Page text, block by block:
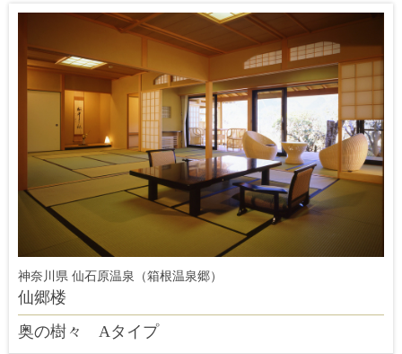
神奈川県 仙石原温泉（箱根温泉郷）
仙郷楼
奥の樹々 Aタイプ